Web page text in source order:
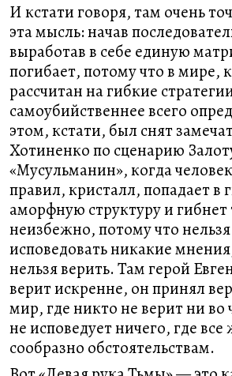
И кстати говоря, там очень
эта мысль: начав
выработав в себе единую
погибает, потому что в мире,
рассчитан на гибкие
самоубийственнее всего
этом, кстати, был снят
Хотиненко по сценарию
«Мусульманин», когда
правил, кристалл, попадает в
аморфную структуру и гибнет
неизбежно, потому что
исповедовать никакие
нельзя верить. Там герой
верит искренне, он принял
мир, где никто не верит ни во
не исповедует ничего, где все
сообразно обстоятельствам.